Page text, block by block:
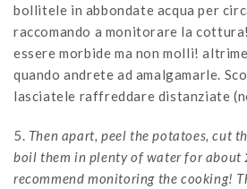
bollitele in abbondate acqua per
raccomando a monitorare la
essere morbide ma non molli!
quando andrete ad amalgamarle.
lasciatele raffreddare distanziate
5. Then apart, peel the potatoes, cut
boil them in plenty of water for about
recommend monitoring the cooking!